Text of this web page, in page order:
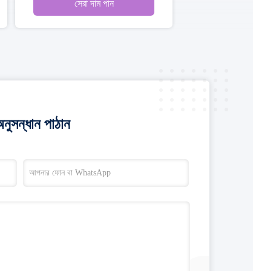
সেরা দাম পান
পাঠান